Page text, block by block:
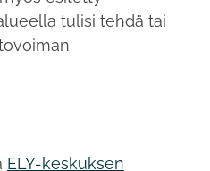
tulisi tehdä tai
ELY-keskuksen